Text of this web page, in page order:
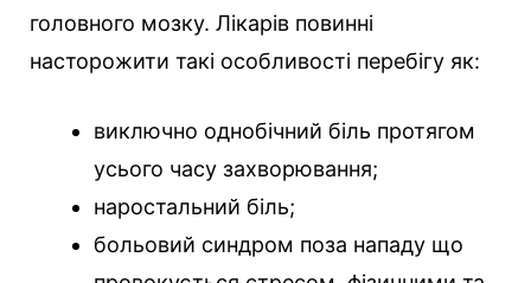
головного мозку. Лікарів повинні
насторожити такі особливості перебігу як:
виключно однобічний біль протягом
усього часу захворювання;
наростальний біль;
больовий синдром поза нападу що